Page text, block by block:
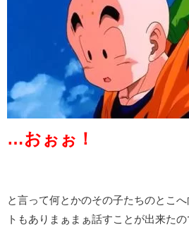
…おぉぉ！
と言って何とかのその子たちのとこ
トもありまぁまぁ話すことが出来たの